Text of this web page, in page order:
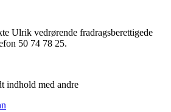
Ulrik vedrørende fradragsberettigede
50 74 78 25.
indhold med andre